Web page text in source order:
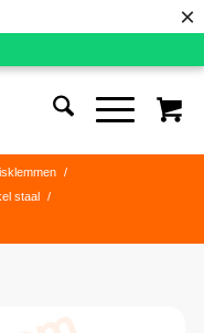
×
/
staal
/